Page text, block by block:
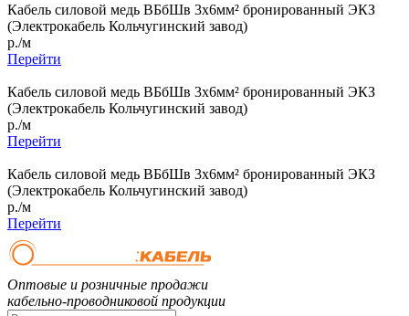
Кабель силовой медь ВБбШв 3x6мм² бронированный ЭКЗ
(Электрокабель Кольчугинский завод)
р./м
Перейти
Кабель силовой медь ВБбШв 3x6мм² бронированный ЭКЗ
(Электрокабель Кольчугинский завод)
р./м
Перейти
Кабель силовой медь ВБбШв 3x6мм² бронированный ЭКЗ
(Электрокабель Кольчугинский завод)
р./м
Перейти
Оптовые и розничные продажи
кабельно-проводниковой продукции